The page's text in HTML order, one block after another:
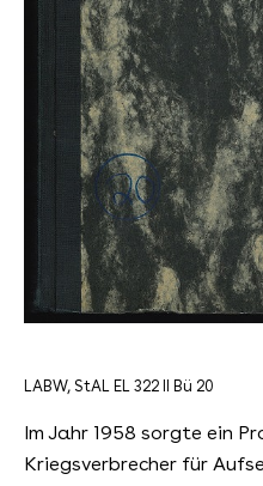
LABW, StAL EL 322 II Bü 20
Im Jahr 1958 sorgte ein
Kriegsverbrecher für